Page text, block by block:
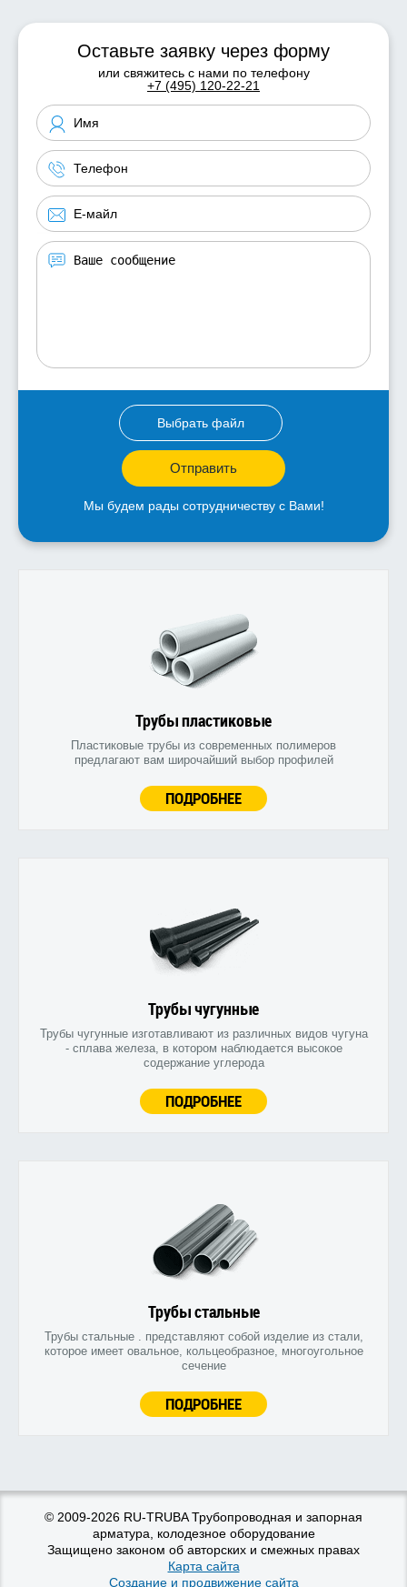
Оставьте заявку через форму
или свяжитесь с нами по телефону
+7 (495) 120-22-21
Выбрать файл
Отправить
Мы будем рады сотрудничеству с Вами!
Трубы пластиковые
Пластиковые трубы из современных полимеров
предлагают вам широчайший выбор профилей
ПОДРОБНЕЕ
Трубы чугунные
Трубы чугунные изготавливают из различных видов чугуна
- сплава железа, в котором наблюдается высокое
содержание углерода
ПОДРОБНЕЕ
Трубы стальные
Трубы стальные . представляют собой изделие из стали,
которое имеет овальное, кольцеобразное, многоугольное
сечение
ПОДРОБНЕЕ
© 2009-2026 RU-TRUBA Трубопроводная и запорная
арматура, колодезное оборудование
Защищено законом об авторских и смежных правах
Карта сайта
Создание и продвижение сайта